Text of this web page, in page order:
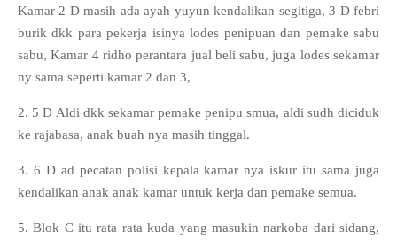
Kamar 2 D masih ada ayah yuyun kendalikan segitiga, 3 D febri
burik dkk para pekerja isinya lodes penipuan dan pemake sabu
sabu, Kamar 4 ridho perantara jual beli sabu, juga lodes sekamar
ny sama seperti kamar 2 dan 3,
2. 5 D Aldi dkk sekamar pemake penipu smua, aldi sudh diciduk
ke rajabasa, anak buah nya masih tinggal.
3. 6 D ad pecatan polisi kepala kamar nya iskur itu sama juga
kendalikan anak anak kamar untuk kerja dan pemake semua.
5. Blok C itu rata rata kuda yang masukin narkoba dari sidang,